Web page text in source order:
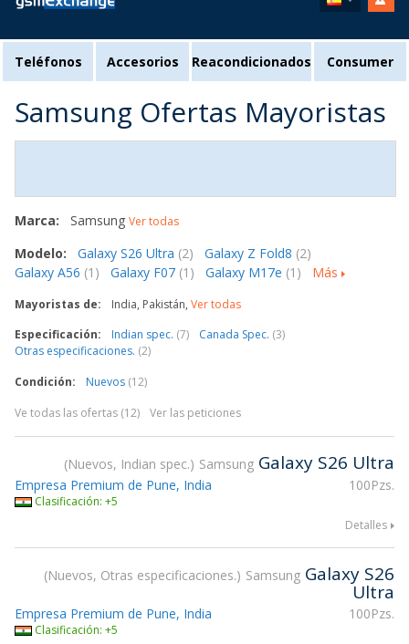
Teléfonos Accesorios Reacondicionados Consumer
Samsung Ofertas Mayoristas
Marca: Samsung Ver todas
Modelo: Galaxy S26 Ultra (2) Galaxy Z Fold8 (2)
Galaxy A56 (1) Galaxy F07 (1) Galaxy M17e (1) Más
Mayoristas de: India, Pakistán, Ver todas
Especificación:
Indian spec. (7) Canada Spec. (3)
Otras especificaciones. (2)
Condición:
Nuevos (12)
Ve todas las ofertas (12)
Ver las peticiones
Nuevos, Indian spec. Samsung Galaxy S26 Ultra
100Pzs.
Empresa Premium de Pune, India
Clasificación: +5
Detalles
Nuevos, Otras especificaciones. Samsung Galaxy S26
Ultra
100Pzs.
Empresa Premium de Pune, India
Clasificación: +5